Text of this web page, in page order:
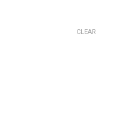
CLEAR
(Đen) quantity